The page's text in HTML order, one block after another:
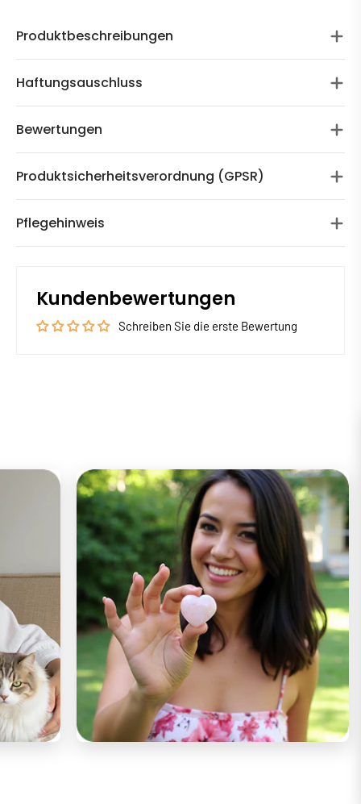
Produktbeschreibungen
Haftungsauschluss
Bewertungen
Produktsicherheitsverordnung (GPSR)
Pflegehinweis
Kundenbewertungen
Schreiben Sie die erste Bewertung